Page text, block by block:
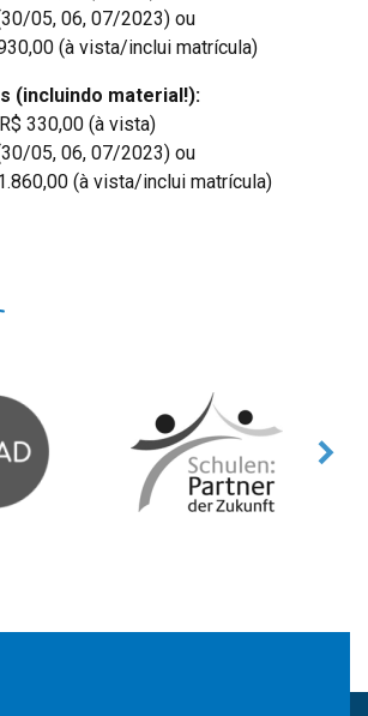
05, 06, 07/2023) ou
(à vista/inclui matrícula)
(incluindo material!):
330,00 (à vista)
05, 06, 07/2023) ou
(à vista/inclui matrícula)